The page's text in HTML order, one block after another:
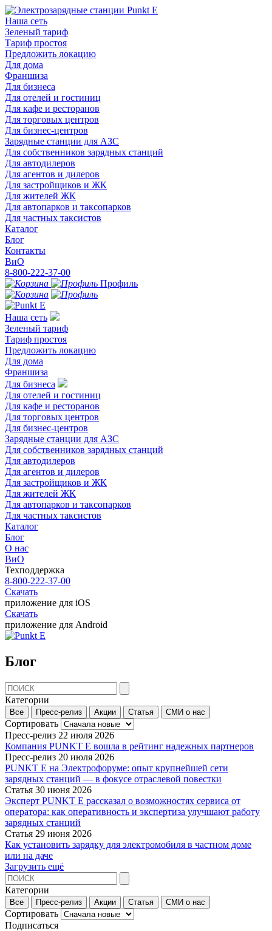
Наша сеть
Зеленый тариф
Тариф простоя
Предложить локацию
Для дома
Франшиза
Для бизнеса
Для отелей и гостиниц
Для кафе и ресторанов
Для торговых центров
Для бизнес-центров
Зарядные станции для АЗС
Для собственников зарядных станций
Для автодилеров
Для агентов и дилеров
Для застройщиков и ЖК
Для жителей ЖК
Для автопарков и таксопарков
Для частных таксистов
Каталог
Блог
Контакты
ВиО
8-800-222-37-00
Профиль
Наша сеть
Зеленый тариф
Тариф простоя
Предложить локацию
Для дома
Франшиза
Для бизнеса
Для отелей и гостиниц
Для кафе и ресторанов
Для торговых центров
Для бизнес-центров
Зарядные станции для АЗС
Для собственников зарядных станций
Для автодилеров
Для агентов и дилеров
Для застройщиков и ЖК
Для жителей ЖК
Для автопарков и таксопарков
Для частных таксистов
Каталог
Блог
О нас
ВиО
Техподдержка
8-800-222-37-00
Скачать
приложение для iOS
Скачать
приложение для Android
Блог
Категории
Все Пресс-релиз Акции Статья СМИ о нас
Сортировать
Пресс-релиз 22 июля 2026
Компания PUNKT E вошла в рейтинг надежных партнеров
Пресс-релиз 20 июля 2026
PUNKT E на Электрофоруме: опыт крупнейшей сети
зарядных станций — в фокусе отраслевой повестки
Статья 30 июня 2026
Эксперт PUNKT E рассказал о возможностях сервиса от
оператора: как оперативность и экспертиза улучшают работу
зарядных станций
Статья 29 июня 2026
Как установить зарядку для электромобиля в частном доме
или на даче
Загрузить ещё
Категории
Все Пресс-релиз Акции Статья СМИ о нас
Сортировать
Подписаться